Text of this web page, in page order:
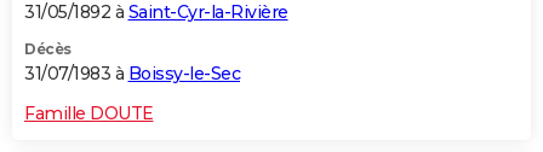
31/05/1892 à Saint-Cyr-la-Rivière
Décès
31/07/1983 à Boissy-le-Sec
Famille DOUTE